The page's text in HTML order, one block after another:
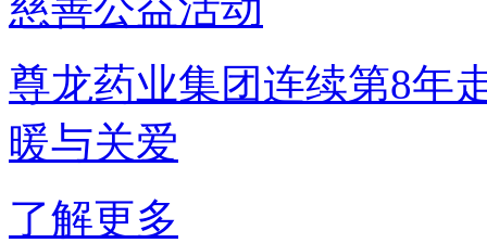
尊龙药业集团连续第8年
暖与关爱
了解更多